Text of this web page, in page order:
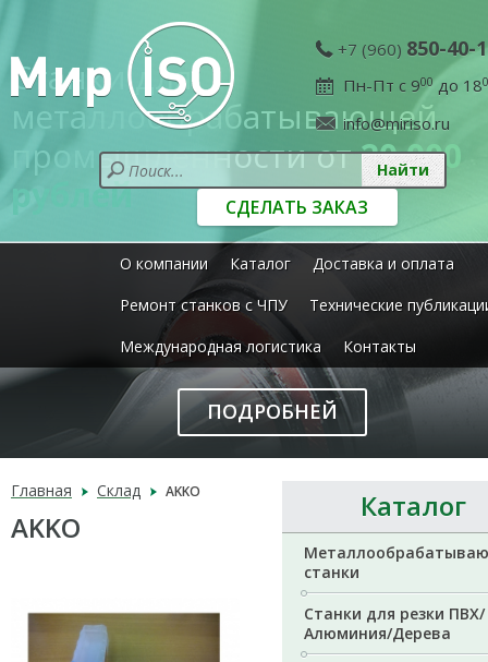
+7 (960) 850-40-
Пн-Пт с 900до 18
info@miriso.ru
СДЕЛАТЬ ЗАКАЗ
О компании Каталог
Доставка и оплата
Ремонт станков с ЧПУ
Технические
Международная логистика
Контакты
Станки для
металлообрабатывающей
промышленности от20 000
рублей
ПОДРОБНЕЙ
Главная Склад AKKO
AKKO
Каталог
станки
Станки для резки ПВХ/
Алюминия/Дерева